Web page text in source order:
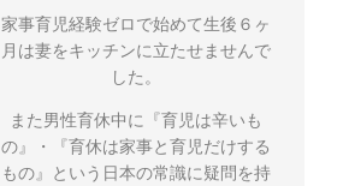
家事育児経験ゼロで始めて生後６ヶ
月は妻をキッチンに立たせませんで
した。
また男性育休中に『育児は辛いも
の』・『育休は家事と育児だけする
もの』という日本の常識に疑問を持